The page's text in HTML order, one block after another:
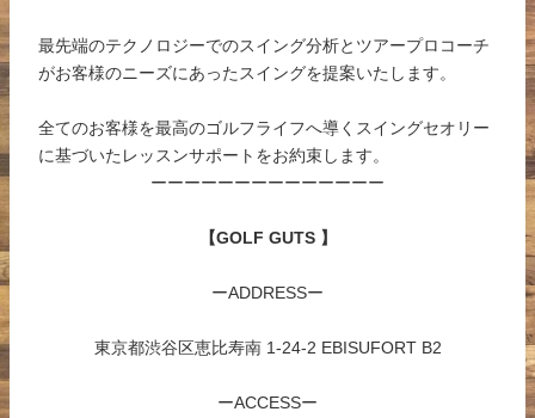
最先端のテクノロジーでのスイング分析とツアープロコーチ
がお客様のニーズにあったスイングを提案いたします。
全てのお客様を最高のゴルフライフへ導くスイングセオリー
に基づいたレッスンサポートをお約束します。
ーーーーーーーーーーーーーー
【GOLF GUTS 】
ーADDRESSー
東京都渋谷区恵比寿南 1-24-2 EBISUFORT B2
ーACCESSー